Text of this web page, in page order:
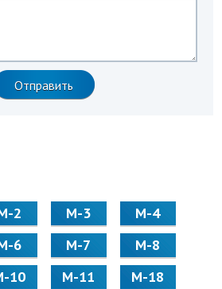
2 М-3
М-4
6 М-7
М-8
10 М-11
М-18